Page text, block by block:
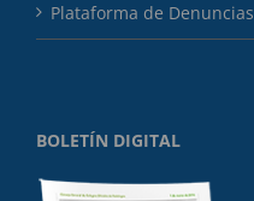
Plataforma de Denuncias
BOLETÍN DIGITAL